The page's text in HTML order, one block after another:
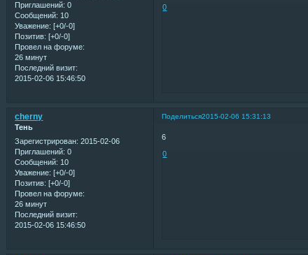
Приглашений: 0
Сообщений: 10
Уважение: [+0/-0]
Позитив: [+0/-0]
Провел на форуме:
26 минут
Последний визит:
2015-02-06 15:46:50
0
Поделиться2015-02-06 15:31:13
cherny
Тень
Зарегистрирован: 2015-02-06
Приглашений: 0
Сообщений: 10
Уважение: [+0/-0]
Позитив: [+0/-0]
Провел на форуме:
26 минут
Последний визит:
2015-02-06 15:46:50
6
0